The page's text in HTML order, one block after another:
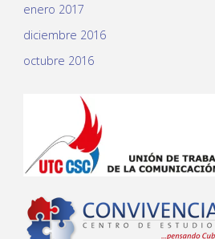
enero 2017
diciembre 2016
octubre 2016